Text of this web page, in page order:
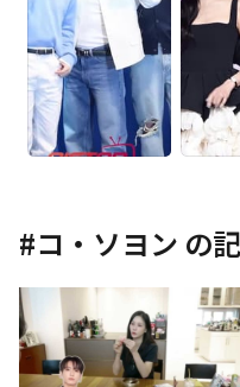
#コ・ソヨン の